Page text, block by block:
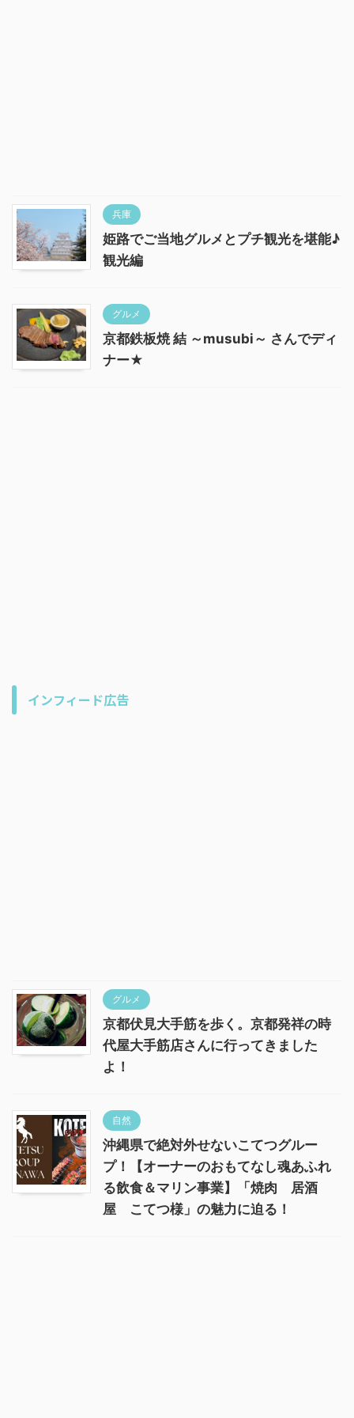
兵庫
姫路でご当地グルメとプチ観光を堪能♪
観光編
グルメ
京都鉄板焼 結 ～musubi～ さんでディ
ナー★
インフィード広告
グルメ
京都伏見大手筋を歩く。京都発祥の時
代屋大手筋店さんに行ってきました
よ！
自然
沖縄県で絶対外せないこてつグルー
プ！【オーナーのおもてなし魂あふれ
る飲食＆マリン事業】「焼肉 居酒
屋 こてつ様」の魅力に迫る！